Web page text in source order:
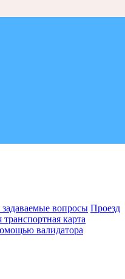
задаваемые вопросы Проезд
карта
валидатора